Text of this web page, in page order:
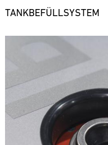
TANKBEFÜLLSYSTEM